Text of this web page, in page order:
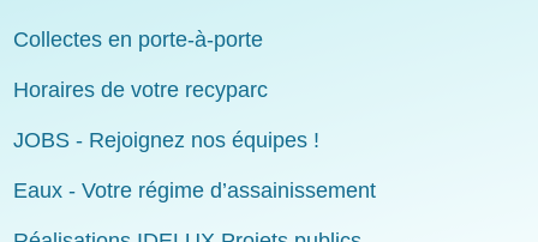
Collectes en porte-à-porte
Horaires de votre recyparc
JOBS - Rejoignez nos équipes !
Eaux - Votre régime d’assainissement